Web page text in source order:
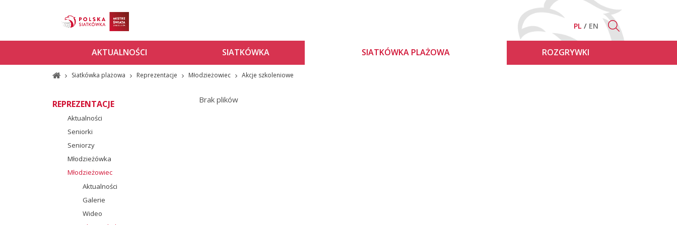
PL EN
AKTUALNOŚCI SIATKÓWKA SIATKÓWKA PLAŻOWA ROZGRYWKI
Siatkówka plażowa Reprezentacje Młodzieżowiec Akcje szkoleniowe
REPREZENTACJE
Aktualności
Seniorki
Seniorzy
Młodzieżówka
Młodzieżowiec
Aktualności
Galerie
Wideo
Brak plików